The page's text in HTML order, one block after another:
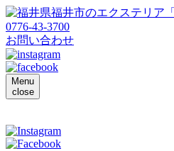
0776-43-3700
お問い合わせ
Menu
close